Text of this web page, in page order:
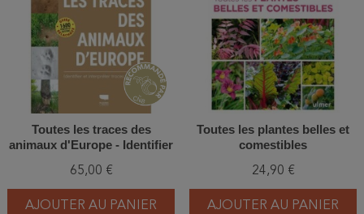
Toutes les traces des
animaux d'Europe - Identifier
indices
65,00 €
AJOUTER AU PANIER
Toutes les plantes belles et
comestibles
24,90 €
AJOUTER AU PANIER